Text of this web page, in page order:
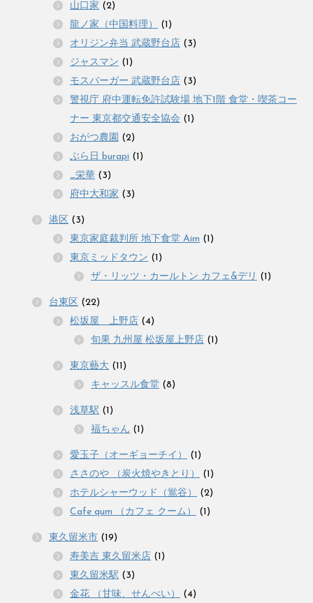
山口家 (2)
龍ノ家（中国料理）
(1)
オリジン弁当 武蔵野台店 (3)
ジャスマン (1)
モスバーガー 武蔵野台店 (3)
警視庁 府中運転免許試験場 地下1階 食堂・喫茶コー
ナー 東京都交通安全協会 (1)
おがつ農園 (2)
ぶら日 burapi (1)
_栄華 (3)
府中大和家 (3)
港区 (3)
東京家庭裁判所 地下食堂 Aim (1)
東京ミッドタウン (1)
ザ・リッツ・カールトン カフェ&デリ (1)
台東区 (22)
松坂屋 上野店 (4)
旬果 九州屋 松坂屋上野店 (1)
東京藝大 (11)
キャッスル食堂 (8)
浅草駅 (1)
福ちゃん (1)
愛玉子（オーギョーチイ）
(1)
ささのや （炭火焼やきとり）
(1)
ホテルシャーウッド（鴬谷）
(2)
Cafe qum （カフェ クーム）
(1)
東久留米市 (19)
寿美吉 東久留米店 (1)
東久留米駅 (3)
金花 （甘味、せんべい）
(4)